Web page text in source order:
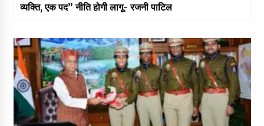
व्यक्ति, एक पद” नीति होगी लागू- रजनी पाटिल